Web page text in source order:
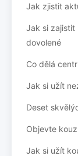
Jak zjistit
Jak si zajistit
dovolené
Co dělá
Jak si užít
Deset
Objevte
Jak si užít